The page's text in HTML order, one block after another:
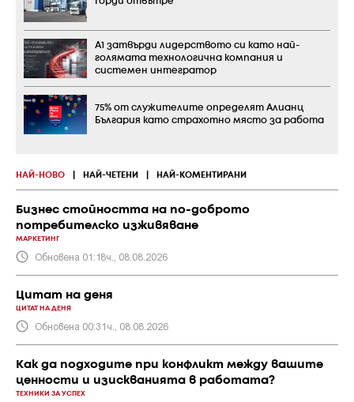
НАЙ-НОВО НАЙ-ЧЕТЕНИ НАЙ-КОМЕНТИРАНИ
Бизнес стойността на по-доброто
потребителско изживяване
МАРКЕТИНГ
Обновена 01:18ч., 08.08.2026
Цитат на деня
ЦИТАТ НА ДЕНЯ
Обновена 00:31ч., 08.08.2026
Как да подходите при конфликт между вашите
ценности и изискванията в работата?
ТЕХНИКИ ЗА УСПЕХ
А1 затвърди лидерството си като най-
голямата технологична компания и
системен интегратор
75% от служителите определят Алианц
България като страхотно място за работа